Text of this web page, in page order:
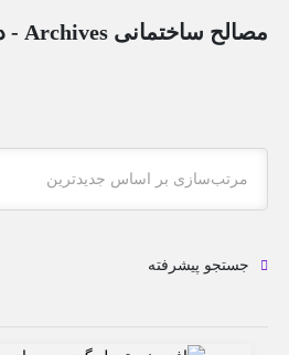
مصالح ساختمانی Archives - درج آگهی تبلیغاتی
مرتب‌سازی بر اساس جدیدترین
جستجو پیشرفته